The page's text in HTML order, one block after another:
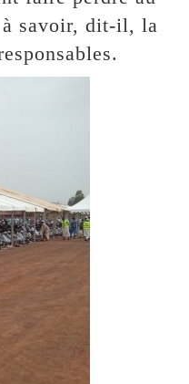
à savoir, dit-il, la